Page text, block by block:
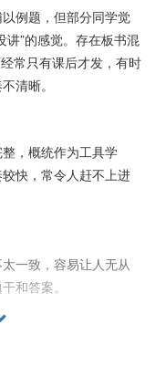
例题，但部分同学觉
讲”的感觉。存在板书混
常只有课后才发，有时
清晰。
，概统作为工具学
快，常令人赶不上进
一致，容易让人无从
和答案。